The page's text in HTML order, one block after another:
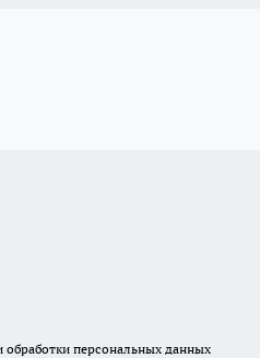
персональных данных